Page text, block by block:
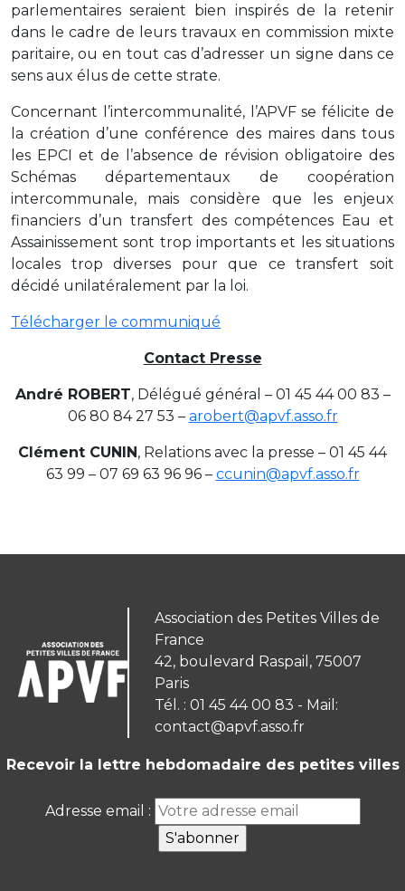
parlementaires seraient bien inspirés de la retenir
dans le cadre de leurs travaux en commission mixte
paritaire, ou en tout cas d’adresser un signe dans ce
sens aux élus de cette strate.
Concernant l’intercommunalité, l’APVF se félicite de
la création d’une conférence des maires dans tous
les EPCI et de l’absence de révision obligatoire des
Schémas départementaux de coopération
intercommunale, mais considère que les enjeux
financiers d’un transfert des compétences Eau et
Assainissement sont trop importants et les situations
locales trop diverses pour que ce transfert soit
décidé unilatéralement par la loi.
Télécharger le communiqué
Contact Presse
André ROBERT, Délégué général – 01 45 44 00 83 –
06 80 84 27 53 – arobert@apvf.asso.fr
Clément CUNIN, Relations avec la presse – 01 45 44
63 99 – 07 69 63 96 96 – ccunin@apvf.asso.fr
Association des Petites Villes de
France
42, boulevard Raspail, 75007
Paris
Tél. : 01 45 44 00 83 - Mail:
contact@apvf.asso.fr
Recevoir la lettre hebdomadaire des petites villes
Adresse email :